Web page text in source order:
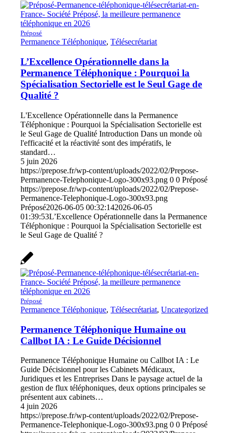
Préposé
Permanence Téléphonique,Télésecrétariat
L’Excellence Opérationnelle dans la
Permanence Téléphonique : Pourquoi la
Spécialisation Sectorielle est le Seul Gage de
Qualité ?
L'Excellence Opérationnelle dans la Permanence
Téléphonique : Pourquoi la Spécialisation Sectorielle est
le Seul Gage de Qualité Introduction Dans un monde où
l'efficacité et la réactivité sont des impératifs, le
standard…
5 juin 2026
https://prepose.fr/wp-content/uploads/2022/02/Prepose-
Permanence-Telephonique-Logo-300x93.png 0 0 Préposé
https://prepose.fr/wp-content/uploads/2022/02/Prepose-
Permanence-Telephonique-Logo-300x93.png
Préposé2026-06-05 00:32:142026-06-05
01:39:53L’Excellence Opérationnelle dans la Permanence
Téléphonique : Pourquoi la Spécialisation Sectorielle est
le Seul Gage de Qualité ?
Préposé
Permanence Téléphonique,Télésecrétariat,Uncategorized
Permanence Téléphonique Humaine ou
Callbot IA : Le Guide Décisionnel
Permanence Téléphonique Humaine ou Callbot IA : Le
Guide Décisionnel pour les Cabinets Médicaux,
Juridiques et les Entreprises Dans le paysage actuel de la
gestion de flux téléphoniques, deux options principales se
présentent aux cabinets…
4 juin 2026
https://prepose.fr/wp-content/uploads/2022/02/Prepose-
Permanence-Telephonique-Logo-300x93.png 0 0 Préposé